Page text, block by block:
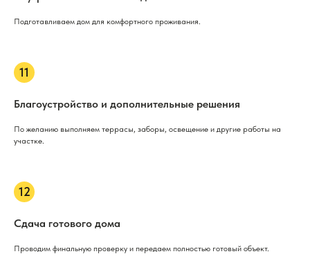
Подготавливаем дом для комфортного проживания.
Благоустройство и дополнительные решения
По желанию выполняем террасы, заборы, освещение и другие работы на
участке.
Сдача готового дома
Проводим финальную проверку и передаем полностью готовый объект.